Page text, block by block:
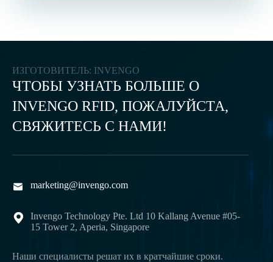
ИЗГОТОВИТЕЛЬ: INVENGO
ЧТОБЫ УЗНАТЬ БОЛЬШЕ О
INVENGO RFID, ПОЖАЛУЙСТА,
СВЯЖИТЕСЬ С НАМИ!
 marketing@invengo.com

Invengo Technology Pte. Ltd 10 Kallang Avenue #05-
15 Tower 2, Aperia, Singapore
Наши специалисты решат их в кратчайшие сроки.